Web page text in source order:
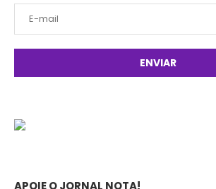
APOIE O JORNAL NOTA!